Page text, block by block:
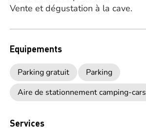
Vente et dégustation à la cave.
Equipements
Parking gratuit
Parking
Aire de stationnement camping-cars
Services